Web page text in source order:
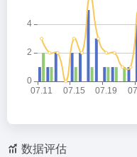
数据评估